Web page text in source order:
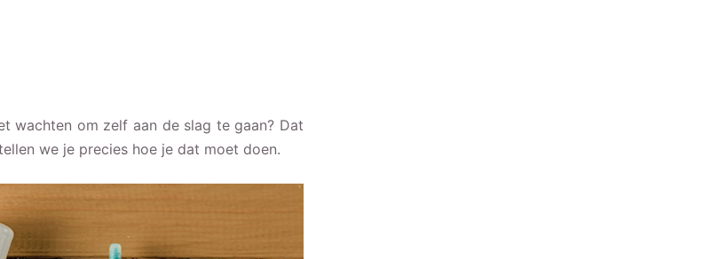
wachten om zelf aan de slag te gaan? Dat
we je precies hoe je dat moet doen.